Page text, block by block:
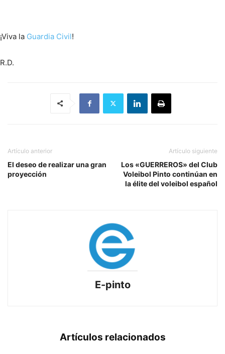
¡Viva la Guardia Civil!
R.D.
Artículo anterior
El deseo de realizar una gran
proyección
Artículo siguiente
Los «GUERREROS» del Club
Voleibol Pinto continúan en
la élite del voleibol español
E-pinto
Artículos relacionados